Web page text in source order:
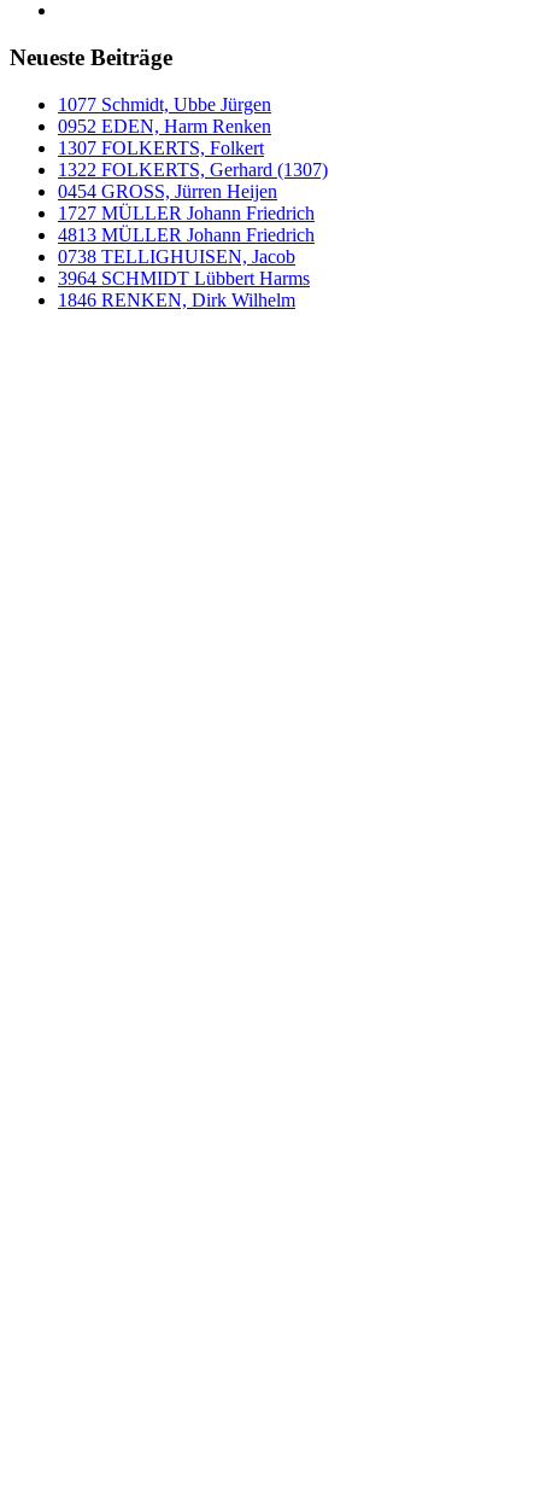
Neueste Beiträge
1077 Schmidt, Ubbe Jürgen
0952 EDEN, Harm Renken
1307 FOLKERTS, Folkert
1322 FOLKERTS, Gerhard (1307)
0454 GROSS, Jürren Heijen
1727 MÜLLER Johann Friedrich
4813 MÜLLER Johann Friedrich
0738 TELLIGHUISEN, Jacob
3964 SCHMIDT Lübbert Harms
1846 RENKEN, Dirk Wilhelm